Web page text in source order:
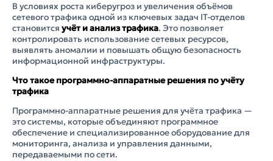
В условиях роста киберугроз и увеличения объёмов
сетевого трафика одной из ключевых задач IT-отделов
становится учёт и анализ трафика. Это позволяет
контролировать использование сетевых ресурсов,
выявлять аномалии и повышать общую безопасность
информационной инфраструктуры.
Что такое программно-аппаратные решения по учёту
трафика
Программно-аппаратные решения для учёта трафика —
это системы, которые объединяют программное
обеспечение и специализированное оборудование для
мониторинга, анализа и управления данными,
передаваемыми по сети.